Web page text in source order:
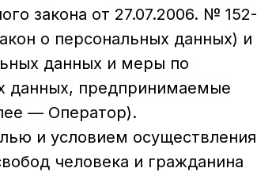
закона от 27.07.2006. № 152-
о персональных данных) и
данных и меры по
данных, предпринимаемые
— Оператор).
и условием осуществления
человека и гражданина